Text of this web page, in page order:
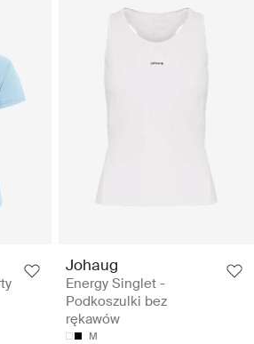
Johaug
Energy Singlet -
Podkoszulki bez
rękawów
M